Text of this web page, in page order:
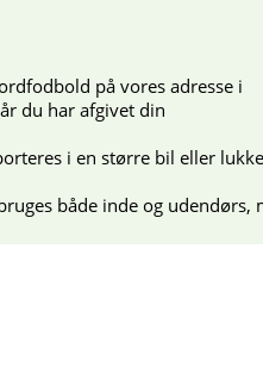
på vores adresse i
du har afgivet din
i en større bil eller
både inde og udendørs,